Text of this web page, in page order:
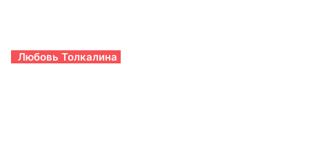
Любовь Толкалина